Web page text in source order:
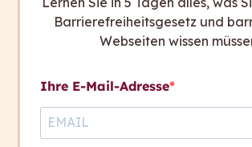
Schnell startklar
vornehmen.
Barrierefreiheitsgesetz und
Webseiten wissen
Ihre E-Mail-Adresse